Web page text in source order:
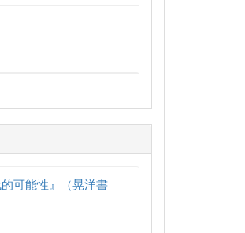
可能性』（晃洋書